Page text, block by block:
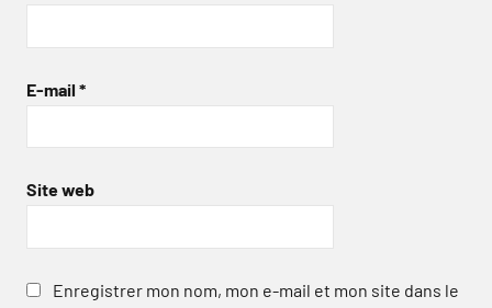
E-mail *
Site web
Enregistrer mon nom, mon e-mail et mon site dans le